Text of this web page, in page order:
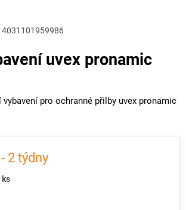
uvex pronamic
4031101959986
pro ochranné přilby uvex pronamic
ks
2 týdny